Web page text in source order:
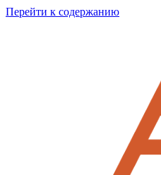
Перейти к содержанию